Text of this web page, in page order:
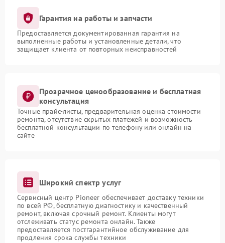
Гарантия на работы и запчасти
Предоставляется документированная гарантия на
выполненные работы и установленные детали, что
защищает клиента от повторных неисправностей
Прозрачное ценообразование и бесплатная
консультация
Точные прайс-листы, предварительная оценка стоимости
ремонта, отсутствие скрытых платежей и возможность
бесплатной консультации по телефону или онлайн на
сайте
Широкий спектр услуг
Сервисный центр Pioneer обеспечивает доставку техники
по всей РФ, бесплатную диагностику и качественный
ремонт, включая срочный ремонт. Клиенты могут
отслеживать статус ремонта онлайн. Также
предоставляется постгарантийное обслуживание для
продления срока службы техники